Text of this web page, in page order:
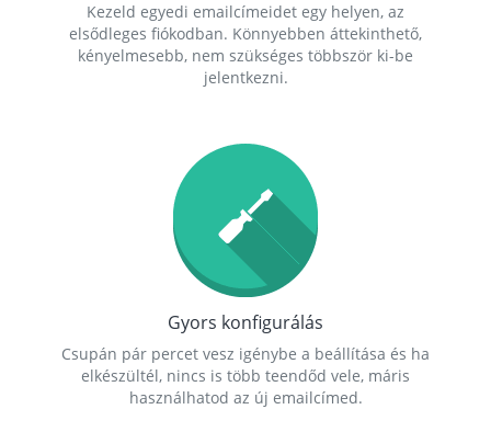
Kezeld egyedi emailcímeidet egy helyen, az
elsődleges fiókodban. Könnyebben áttekinthető,
kényelmesebb, nem szükséges többször ki-be
jelentkezni.
Gyors konfigurálás
Csupán pár percet vesz igénybe a beállítása és ha
elkészültél, nincs is több teendőd vele, máris
használhatod az új emailcímed.